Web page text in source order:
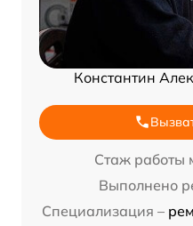
Константин
Стаж работы
Выполнено
Специализация –